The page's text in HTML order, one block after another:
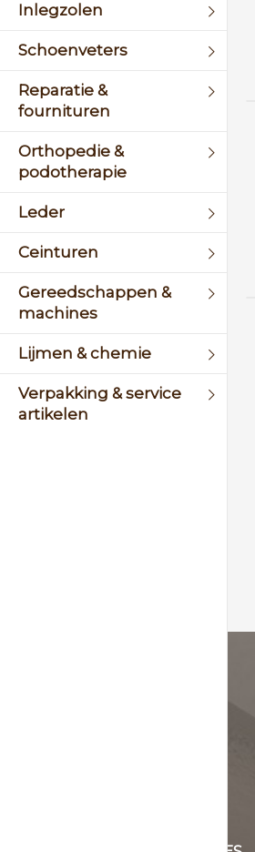
Inlegzolen
Schoenveters
Reparatie &
fournituren
Orthopedie &
podotherapie
Leder
Ceinturen
Gereedschappen &
machines
Lijmen & chemie
Verpakking & service
artikelen